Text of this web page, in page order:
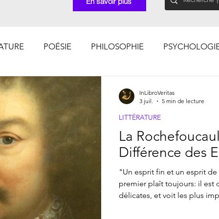
POÉSIE PHILOSOPHIE
CHOSES VUES (Photographies)
La
Différence des
"Un esprit fin et un esprit
premier plaît toujours: il est
délicates, et voit les plus
LITTÉRATURE
InLibroVeritas
3 juil.
5 min de lecture